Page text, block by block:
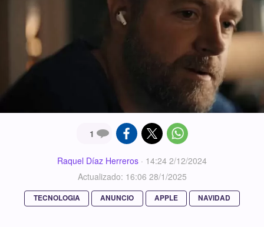
1
Raquel Díaz Herreros · 14:24 2/12/2024
Actualizado: 16:06 28/1/2025
TECNOLOGIA ANUNCIO APPLE NAVIDAD